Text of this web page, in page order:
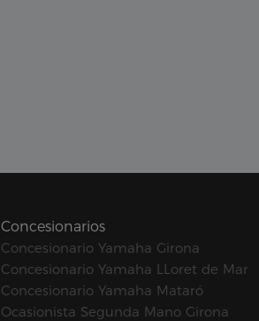
Concesionarios
Concesionario Yamaha Girona
Concesionario Yamaha LLoret de Mar
Concesionario Yamaha Mataró
Ocasionista Segunda Mano Girona